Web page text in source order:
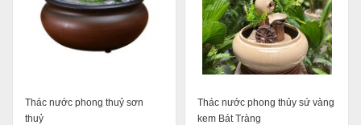
Thác nước phong thuỷ sơn
thuỷ
Thác nước phong thủy sứ vàng
kem Bát Tràng